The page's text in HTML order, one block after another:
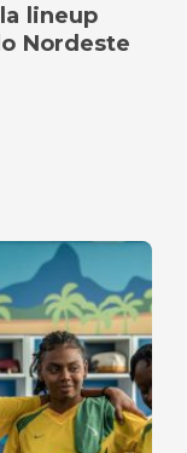
lineup
Nordeste